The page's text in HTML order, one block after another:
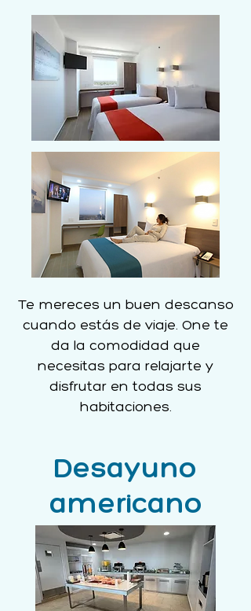
Te mereces un buen descanso
cuando estás de viaje. One te
da la comodidad que
necesitas para relajarte y
disfrutar en todas sus
habitaciones.
Desayuno
americano